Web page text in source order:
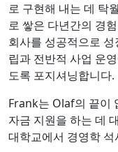
로 구현해 내는 데 탁
로 쌓은 다년간의 경
회사를 성공적으로
립과 전반적 사업 운
도록 포지셔닝합니다.
Frank는 Olaf의 끝이
자금 지원을 하는 데
대학교에서 경영학